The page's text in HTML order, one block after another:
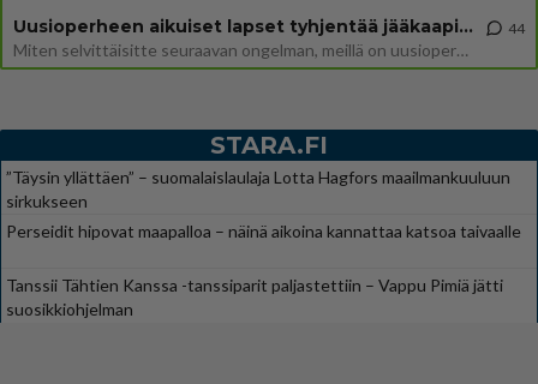
Uusioperheen aikuiset lapset tyhjentää jääkaapin käydessään
Miten selvittäisitte seuraavan ongelman, meillä on uusioperhe, minulla teini-ikäiset lapset ja puolisolla aikuiset, jotk
44
STARA.FI
”Täysin yllättäen” – suomalaislaulaja Lotta Hagfors maailmankuuluun
sirkukseen
Perseidit hipovat maapalloa – näinä aikoina kannattaa katsoa taivaalle
Tanssii Tähtien Kanssa -tanssiparit paljastettiin – Vappu Pimiä jätti
suosikkiohjelman